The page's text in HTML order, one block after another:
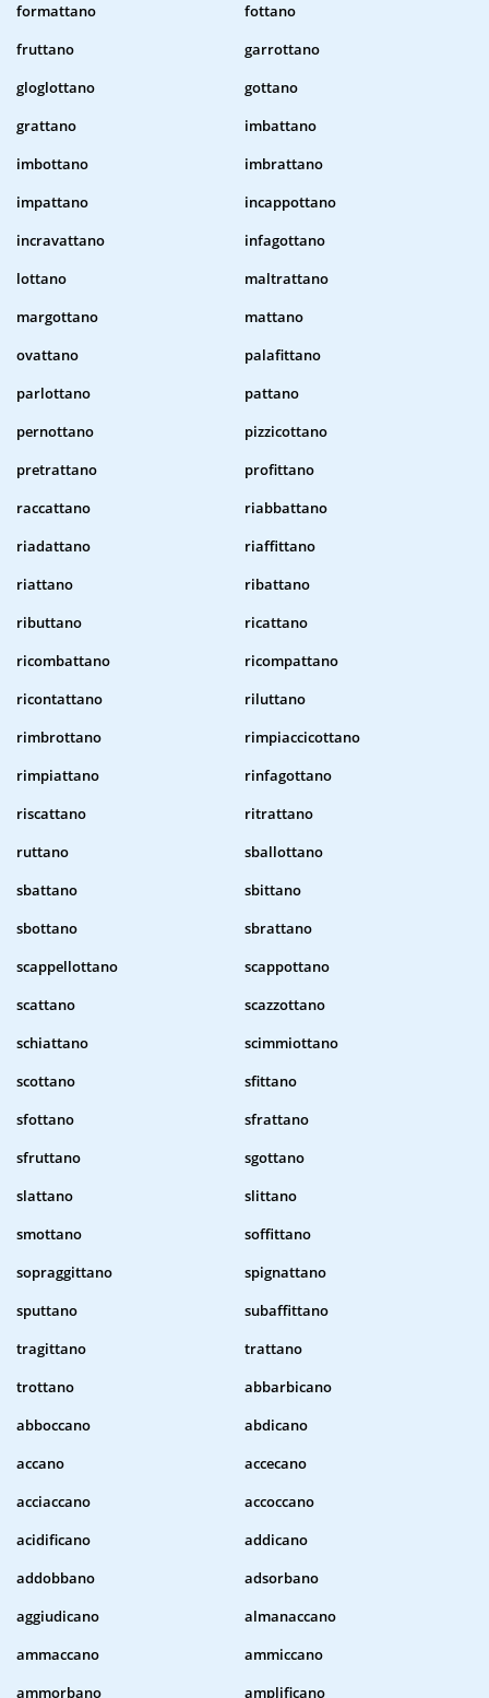
formattano
fottano
fruttano
garrottano
gloglottano
gottano
grattano
imbattano
imbottano
imbrattano
impattano
incappottano
incravattano
infagottano
lottano
maltrattano
margottano
mattano
ovattano
palafittano
parlottano
pattano
pernottano
pizzicottano
pretrattano
profittano
raccattano
riabbattano
riadattano
riaffittano
riattano
ribattano
ributtano
ricattano
ricombattano
ricompattano
ricontattano
riluttano
rimbrottano
rimpiaccicottano
rimpiattano
rinfagottano
riscattano
ritrattano
ruttano
sballottano
sbattano
sbittano
sbottano
sbrattano
scappellottano
scappottano
scattano
scazzottano
schiattano
scimmiottano
scottano
sfittano
sfottano
sfrattano
sfruttano
sgottano
slattano
slittano
smottano
soffittano
sopraggittano
spignattano
sputtano
subaffittano
tragittano
trattano
trottano
abbarbicano
abboccano
abdicano
accano
accecano
acciaccano
accoccano
acidificano
addicano
addobbano
adsorbano
aggiudicano
almanaccano
ammaccano
ammiccano
ammorbano
amplificano